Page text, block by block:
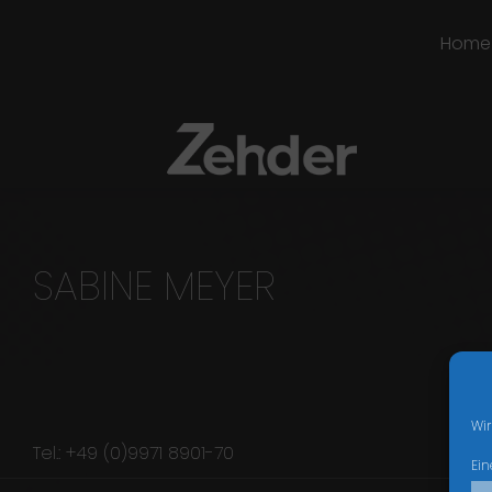
Home
SABINE MEYER
Tel.: +49 (0)9971 8901-70